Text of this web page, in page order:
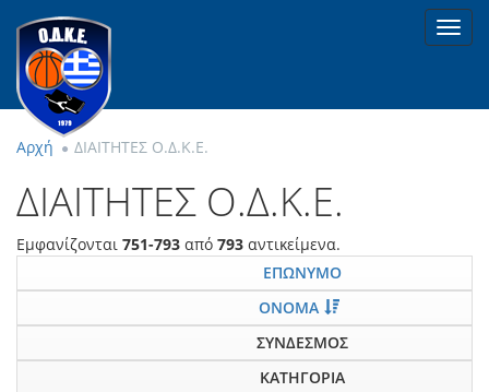
Αρχή ΔΙΑΙΤΗΤΕΣ Ο.Δ.Κ.Ε.
ΔΙΑΙΤΗΤΕΣ Ο.Δ.Κ.Ε.
Εμφανίζονται 751-793 από 793 αντικείμενα.
ΕΠΩΝΥΜΟ
ΟΝΟΜΑ
ΣΥΝΔΕΣΜΟΣ
ΚΑΤΗΓΟΡΙΑ